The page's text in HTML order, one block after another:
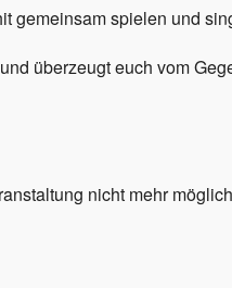
gemeinsam spielen und
überzeugt euch vom
nicht mehr